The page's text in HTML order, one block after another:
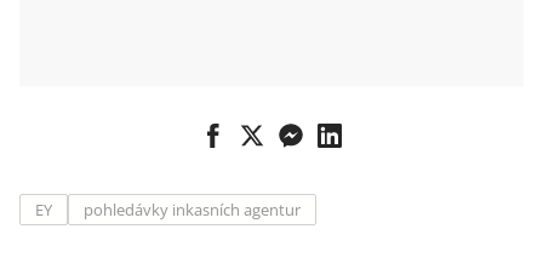
EY pohledávky inkasních agentur